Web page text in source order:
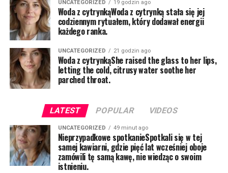
UNCATEGORIZED 19 godzin ago
Woda z cytrynkąWoda z cytrynką stała się jej
codziennym rytuałem, który dodawał energii
każdego ranka.
UNCATEGORIZED 21 godzin ago
Woda z cytrynkąShe raised the glass to her lips,
letting the cold, citrusy water soothe her
parched throat.
LATEST POPULAR VIDEOS
UNCATEGORIZED 49 minut ago
Nieprzypadkowe spotkanieSpotkali się w tej
samej kawiarni, gdzie pięć lat wcześniej oboje
zamówili tę samą kawę, nie wiedząc o swoim
istnieniu.